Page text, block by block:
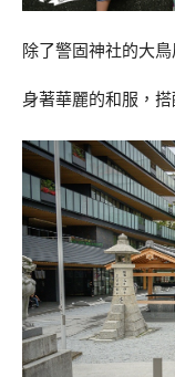
除了警固神社的大
身著華麗的和服，